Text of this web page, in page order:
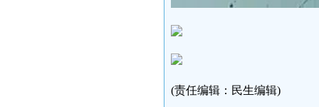
(责任编辑：民生编辑)